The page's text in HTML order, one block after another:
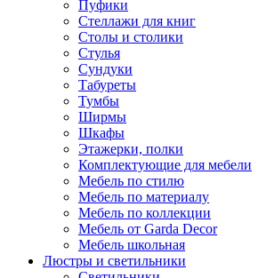
Пуфики
Стеллажи для книг
Столы и столики
Стулья
Сундуки
Табуреты
Тумбы
Ширмы
Шкафы
Этажерки, полки
Комплектующие для мебели
Мебель по стилю
Мебель по материалу
Мебель по коллекции
Мебель от Garda Decor
Мебель школьная
Люстры и светильники